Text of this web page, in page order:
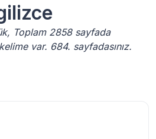
Toplam 2858 sayfada
var. 684. sayfadasınız.